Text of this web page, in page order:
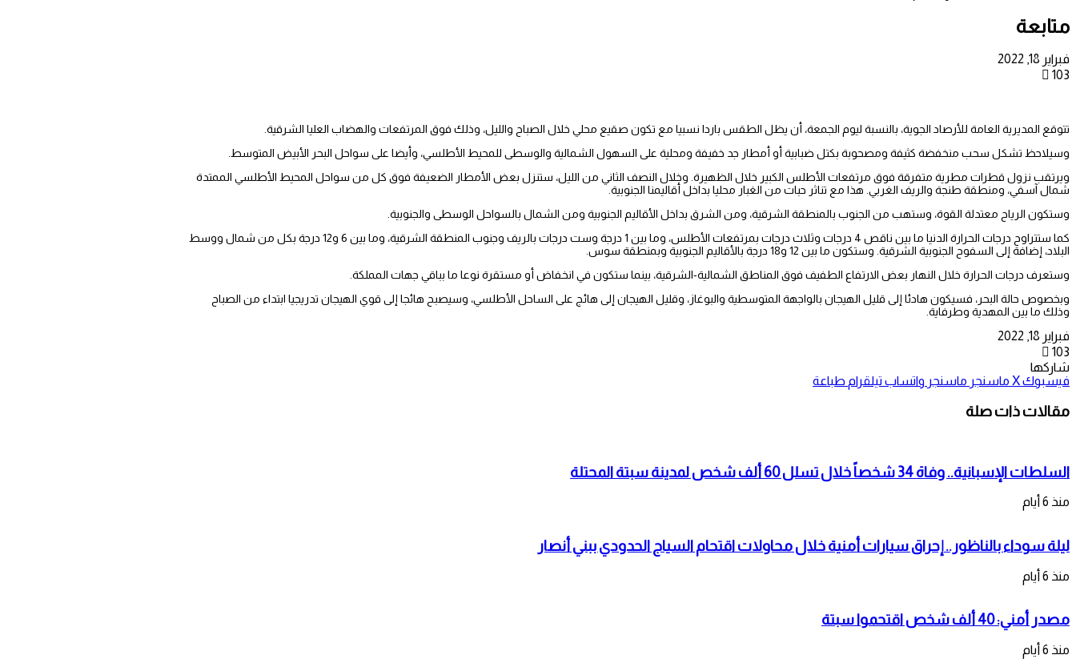
متابعة
فبراير 18, 2022
103
تتوقع المديرية العامة للأرصاد الجوية، بالنسبة ليوم الجمعة، أن يظل الطقس باردا نسبيا مع تكون صقيع محلي خلال الصباح والليل، وذلك فوق المرتفعات والهضاب العليا الشرقية.
وسيلاحظ تشكل سحب منخفضة كثيفة ومصحوبة بكتل ضبابية أو أمطار جد خفيفة ومحلية على السهول الشمالية والوسطى للمحيط الأطلسي، وأيضا على سواحل البحر الأبيض المتوسط.
ويرتقب نزول قطرات مطرية متفرقة فوق مرتفعات الأطلس الكبير خلال الظهيرة. وخلال النصف الثاني من الليل، ستنزل بعض الأمطار الضعيفة فوق كل من سواحل المحيط الأطلسي الممتدة
شمال آسفي، ومنطقة طنجة والريف الغربي. هذا مع تناثر حبات من الغبار محليا بداخل أقاليمنا الجنوبية.
وستكون الرياح معتدلة القوة، وستهب من الجنوب بالمنطقة الشرقية، ومن الشرق بداخل الأقاليم الجنوبية ومن الشمال بالسواحل الوسطى والجنوبية.
كما ستتراوح درجات الحرارة الدنيا ما بين ناقص 4 درجات وثلاث درجات بمرتفعات الأطلس، وما بين 1 درجة وست درجات بالريف وجنوب المنطقة الشرقية، وما بين 6 و12 درجة بكل من شمال ووسط
البلاد، إضافة إلى السفوح الجنوبية الشرقية. وستكون ما بين 12 و18 درجة بالأقاليم الجنوبية وبمنطقة سوس.
وستعرف درجات الحرارة خلال النهار بعض الارتفاع الطفيف فوق المناطق الشمالية-الشرقية، بينما ستكون في انخفاض أو مستقرة نوعا ما بباقي جهات المملكة.
وبخصوص حالة البحر، فسيكون هادئا إلى قليل الهيجان بالواجهة المتوسطية والبوغاز، وقليل الهيجان إلى هائج على الساحل الأطلسي، وسيصبح هائجا إلى قوي الهيجان تدريجيا ابتداء من الصباح
وذلك ما بين المهدية وطرفاية.
فبراير 18, 2022
103
شاركها
فيسبوك‫X ماسنجر ماسنجر واتساب تيلقرام طباعة
مقالات ذات صلة
السلطات الإسبانية.. وفاة 34 شخصاً خلال تسلل 60 ألف شخص لمدينة سبتة المحتلة
منذ 6 أيام
ليلة سوداء بالناظور.. إحراق سيارات أمنية خلال محاولات اقتحام السياج الحدودي ببني أنصار
منذ 6 أيام
مصدر أمني: 40 ألف شخص اقتحموا سبتة
منذ 6 أيام